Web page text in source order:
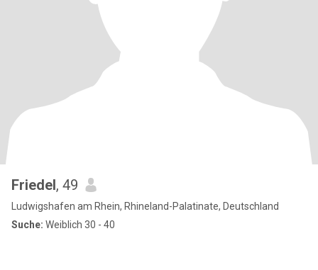
Friedel, 49
Ludwigshafen am Rhein, Rhineland-Palatinate, Deutschland
Suche: Weiblich 30 - 40